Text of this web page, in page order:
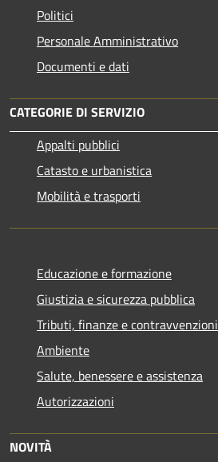
Politici
Personale Amministrativo
Documenti e dati
CATEGORIE DI SERVIZIO
Appalti pubblici
Catasto e urbanistica
Mobilità e trasporti
Educazione e formazione
Giustizia e sicurezza pubblica
Tributi, finanze e contravvenzioni
Ambiente
Salute, benessere e assistenza
Autorizzazioni
NOVITÀ